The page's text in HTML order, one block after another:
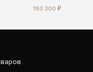
193 300 ₽